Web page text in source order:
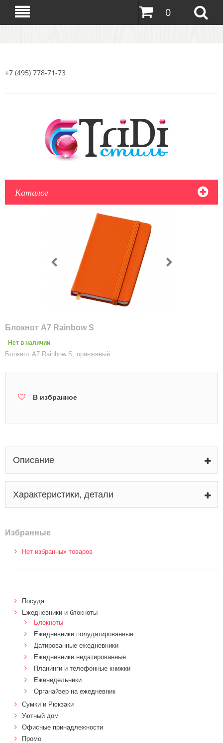
0
+7 (495) 778-71-73
Каталог
Блокнот A7 Rainbow S
Нет в наличии
Блокнот A7 Rainbow S, оранжевый
В избранное
Описание
Характеристики, детали
Избранные
Нет избранных товаров
Посуда
Ежедневники и блокноты
Блокноты
Ежедневники полудатированные
Датированные ежедневники
Ежедневники недатированные
Планинги и телефонные книжки
Еженедельники
Органайзер на ежедневник
Сумки и Рюкзаки
Уютный дом
Офисные принадлежности
Промо